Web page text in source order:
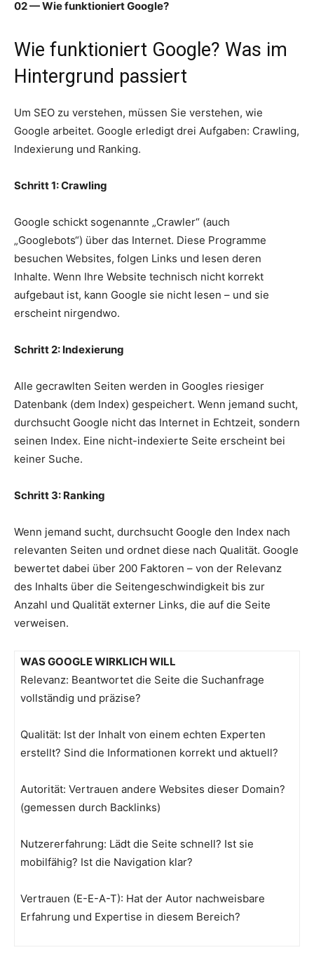
02 — Wie funktioniert Google?
Wie funktioniert Google? Was im
Hintergrund passiert
Um SEO zu verstehen, müssen Sie verstehen, wie
Google arbeitet. Google erledigt drei Aufgaben: Crawling,
Indexierung und Ranking.
Schritt 1: Crawling
Google schickt sogenannte „Crawler“ (auch
„Googlebots“) über das Internet. Diese Programme
besuchen Websites, folgen Links und lesen deren
Inhalte. Wenn Ihre Website technisch nicht korrekt
aufgebaut ist, kann Google sie nicht lesen – und sie
erscheint nirgendwo.
Schritt 2: Indexierung
Alle gecrawlten Seiten werden in Googles riesiger
Datenbank (dem Index) gespeichert. Wenn jemand sucht,
durchsucht Google nicht das Internet in Echtzeit, sondern
seinen Index. Eine nicht-indexierte Seite erscheint bei
keiner Suche.
Schritt 3: Ranking
Wenn jemand sucht, durchsucht Google den Index nach
relevanten Seiten und ordnet diese nach Qualität. Google
bewertet dabei über 200 Faktoren – von der Relevanz
des Inhalts über die Seitengeschwindigkeit bis zur
Anzahl und Qualität externer Links, die auf die Seite
verweisen.
WAS GOOGLE WIRKLICH WILL
Relevanz: Beantwortet die Seite die Suchanfrage
vollständig und präzise?
Qualität: Ist der Inhalt von einem echten Experten
erstellt? Sind die Informationen korrekt und aktuell?
Autorität: Vertrauen andere Websites dieser Domain?
(gemessen durch Backlinks)
Nutzererfahrung: Lädt die Seite schnell? Ist sie
mobilfähig? Ist die Navigation klar?
Vertrauen (E-E-A-T): Hat der Autor nachweisbare
Erfahrung und Expertise in diesem Bereich?